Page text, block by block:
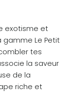
exotisme et
gamme Le Petit
tes
la saveur
de la
riche et